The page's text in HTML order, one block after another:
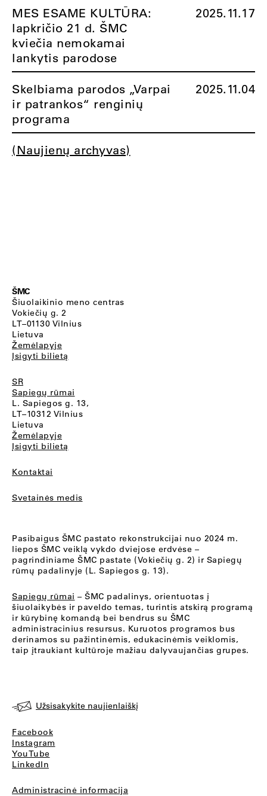
MES ESAME KULTŪRA:
lapkričio 21 d. ŠMC
kviečia nemokamai
lankytis parodose
2025.11.17
Skelbiama parodos „Varpai
ir patrankos“ renginių
programa
2025.11.04
(Naujienų archyvas)
ŠMC
Šiuolaikinio meno centras
Vokiečių g. 2
LT–01130 Vilnius
Lietuva
Žemėlapyje
Įsigyti bilietą
SR
Sapiegų rūmai
L. Sapiegos g. 13,
LT–10312 Vilnius
Lietuva
Žemėlapyje
Įsigyti bilietą
Kontaktai
Svetainės medis
Pasibaigus ŠMC pastato rekonstrukcijai nuo 2024 m.
liepos ŠMC veiklą vykdo dviejose erdvėse –
pagrindiniame ŠMC pastate (Vokiečių g. 2) ir Sapiegų
rūmų padalinyje (L. Sapiegos g. 13).
Sapiegų rūmai – ŠMC padalinys, orientuotas į
šiuolaikybės ir paveldo temas, turintis atskirą programą
ir kūrybinę komandą bei bendrus su ŠMC
administracinius resursus. Kuruotos programos bus
derinamos su pažintinėmis, edukacinėmis veiklomis,
taip įtraukiant kultūroje mažiau dalyvaujančias grupes.
Užsisakykite naujienlaiškį
Facebook
Instagram
YouTube
LinkedIn
Administracinė informacija